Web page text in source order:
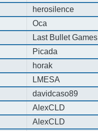
herosilence
Oca
Last Bullet Games
Picada
horak
LMESA
davidcaso89
AlexCLD
AlexCLD